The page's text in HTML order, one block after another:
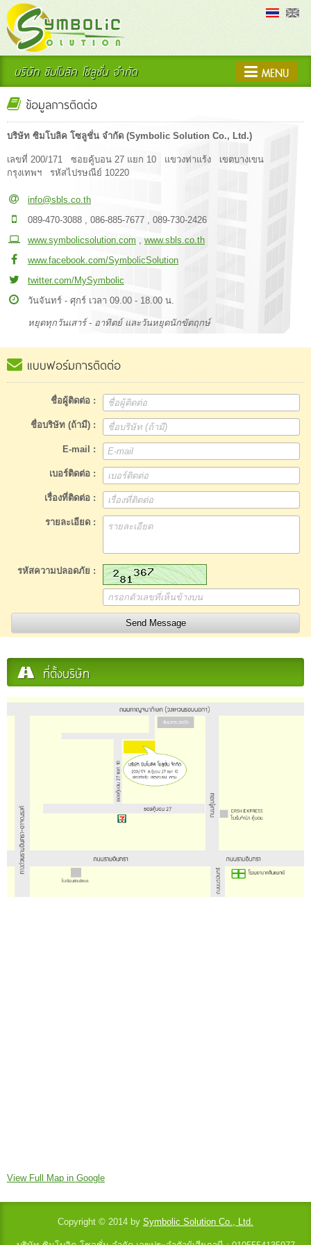
บริษัท ซิมโบลิค โซลูชั่น จำกัด MENU
ข้อมูลการติดต่อ
บริษัท ซิมโบลิค โซลูชั่น จำกัด (Symbolic Solution Co., Ltd.)
เลขที่ 200/171 ซอยคู้บอน 27 แยก 10 แขวงท่าแร้ง เขตบางเขน
กรุงเทพฯ รหัสไปรษณีย์ 10220
info@sbls.co.th
089-470-3088 , 086-885-7677 , 089-730-2426
www.symbolicsolution.com , www.sbls.co.th
www.facebook.com/SymbolicSolution
twitter.com/MySymbolic
วันจันทร์ - ศุกร์ เวลา 09.00 - 18.00 น.
หยุดทุกวันเสาร์ - อาทิตย์ และวันหยุดนักขัตฤกษ์
แบบฟอร์มการติดต่อ
ชื่อผู้ติดต่อ :
ชื่อบริษัท (ถ้ามี) :
E-mail :
เบอร์ติดต่อ :
เรื่องที่ติดต่อ :
รายละเอียด :
รหัสความปลอดภัย :
ที่ตั้งบริษัท
View Full Map in Google
Copyright © 2014 by Symbolic Solution Co., Ltd.